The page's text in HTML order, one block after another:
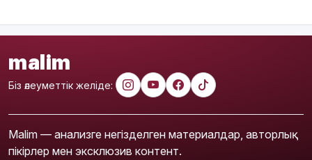
malim
Біз әлеуметтік желіде:
Malim — анализге негізделген материалдар, авторлық
пікірлер мен эксклюзив контент.